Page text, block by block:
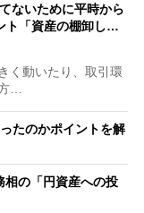
ないために平時から
ト「資産の棚卸し…
く動いたり、取引環
…
たのかポイントを解
相の「円資産への投